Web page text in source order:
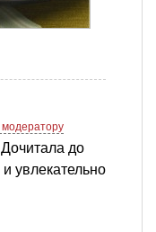
до
увлекательно